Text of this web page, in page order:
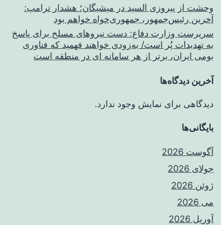
وحشت از پیروزی السید در میشیگان؛ هشدار ترامپ:
آخرین رئیس‌جمهور، جمهوری‌خواه خواهم بود
سرپرست وزارت دفاع: دست نیروهای مسلح برای پاسخ
به تهدیدات پُر است/ به‌زودی خواهند فهمید که فناوری
بومی ایران، برتر از هر سامانه ای در منطقه است
آخرین دیدگاه‌ها
دیدگاهی برای نمایش وجود ندارد.
بایگانی‌ها
آگوست 2026
جولای 2026
ژوئن 2026
می 2026
آوریل 2026